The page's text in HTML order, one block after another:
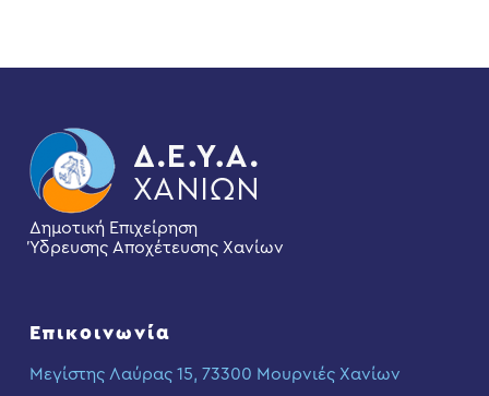
Δημοτική Επιχείρηση
Ύδρευσης Αποχέτευσης Χανίων
Επικοινωνία
Μεγίστης Λαύρας 15, 73300 Μουρνιές Χανίων